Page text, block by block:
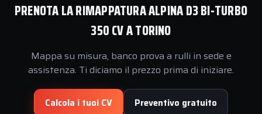
PRENOTA LA RIMAPPATURA ALPINA D3 BI-TURBO
350 CV A TORINO
Mappa su misura, banco prova a rulli in sede e
assistenza. Ti diciamo il prezzo prima di iniziare.
Calcola i tuoi CV Preventivo gratuito